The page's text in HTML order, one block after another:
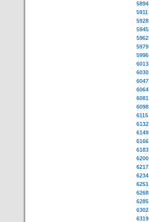
5894
5911
5928
5945
5962
5979
5996
6013
6030
6047
6064
6081
6098
6115
6132
6149
6166
6183
6200
6217
6234
6251
6268
6285
6302
6319